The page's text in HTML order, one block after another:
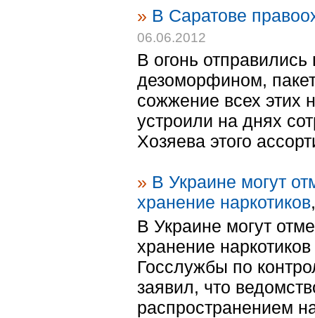
» В Саратове
06.06.2012
В огонь
дезоморфином,
сожжение всех этих
устроили на днях
Хозяева этого
» В Украине могут
хранение наркотиков
В Украине могут
хранение
Госслужбы по
заявил, что
распространением